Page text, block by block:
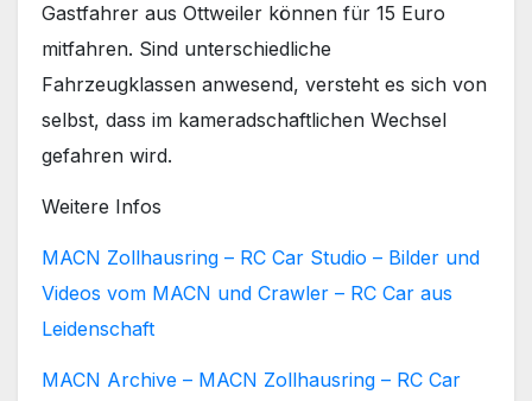
Gastfahrer aus Ottweiler können für 15 Euro
mitfahren. Sind unterschiedliche
Fahrzeugklassen anwesend, versteht es sich von
selbst, dass im kameradschaftlichen Wechsel
gefahren wird.
Weitere Infos
MACN Zollhausring – RC Car Studio – Bilder und
Videos vom MACN und Crawler – RC Car aus
Leidenschaft
MACN Archive – MACN Zollhausring – RC Car